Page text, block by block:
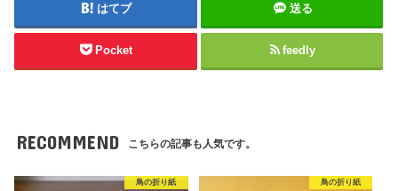
はてブ 送る
Pocket feedly
RECOMMEND こちらの記事も人気です。
鳥の折り紙 鳥の折り紙